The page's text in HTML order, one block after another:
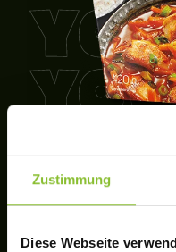
Zustimmung
Diese Webseite